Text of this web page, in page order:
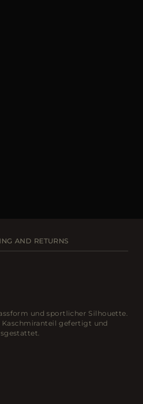
AND RETURNS
und sportlicher Silhouette.
gefertigt und